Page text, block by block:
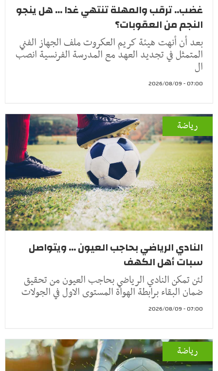
غضب.. ترقب والمهلة تنتهي غدا ... هل ينجو
النجم من العقوبات؟
بعد أن أنهت هيئة كريم العكروت ملف الجهاز الفني
المتمثل في تجديد العهد مع المدرسة الفرنسية انصب
ال
07:00 - 2026/08/09
رياضة
النادي الرياضي بحاجب العيون ... ويتواصل
سبات أهل الكهف
لئن تمكن النادي الرياضي بحاجب العيون من تحقيق
ضمان البقاء برابطة الهواة المستوى الاول في الجولات
07:00 - 2026/08/09
رياضة